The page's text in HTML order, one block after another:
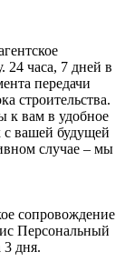
24 часа, 7 дней в
передачи
строительства.
к вам в удобное
вашей будущей
случае – мы
сопровождение
Персональный
3 дня.